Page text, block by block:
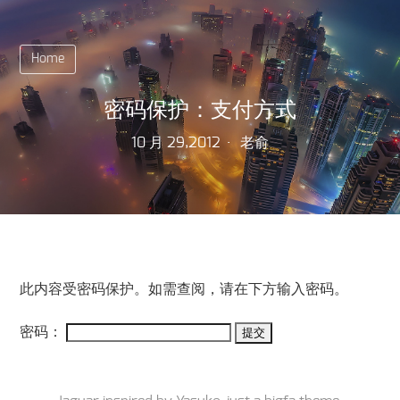
Home
密码保护：支付方式
10 月 29,2012 老俞
此内容受密码保护。如需查阅，请在下方输入密码。
密码：